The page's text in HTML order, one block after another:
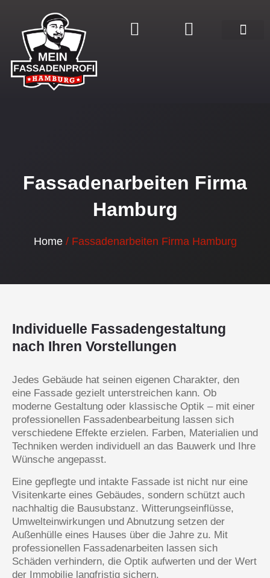
springen
Fassadenarbeiten Firma
Hamburg
Home/ Fassadenarbeiten Firma Hamburg
Individuelle Fassadengestaltung
nach Ihren Vorstellungen
Jedes Gebäude hat seinen eigenen Charakter, den
eine Fassade gezielt unterstreichen kann. Ob
moderne Gestaltung oder klassische Optik – mit einer
professionellen Fassadenbearbeitung lassen sich
verschiedene Effekte erzielen. Farben, Materialien und
Techniken werden individuell an das Bauwerk und Ihre
Wünsche angepasst.
Eine gepflegte und intakte Fassade ist nicht nur eine
Visitenkarte eines Gebäudes, sondern schützt auch
nachhaltig die Bausubstanz. Witterungseinflüsse,
Umwelteinwirkungen und Abnutzung setzen der
Außenhülle eines Hauses über die Jahre zu. Mit
professionellen Fassadenarbeiten lassen sich
Schäden verhindern, die Optik aufwerten und der Wert
der Immobilie langfristig sichern.